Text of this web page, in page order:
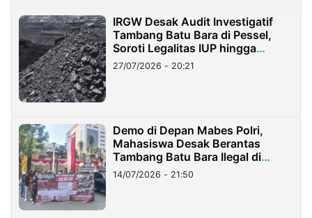
IRGW Desak Audit Investigatif
Tambang Batu Bara di Pessel,
Soroti Legalitas IUP hingga
Stockpile
27/07/2026 - 20:21
Demo di Depan Mabes Polri,
Mahasiswa Desak Berantas
Tambang Batu Bara Ilegal di
Lampung
14/07/2026 - 21:50